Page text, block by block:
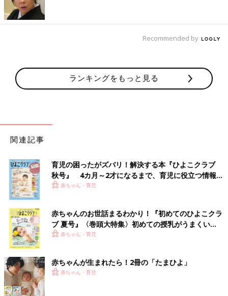
Recommended by
ランキングをもっと見る
関連記事
育児の困ったがズバリ！解決する本『ひよこクラブ
秋号』 4カ月～2才になるまで、育児に役立つ情報が
いっぱい！
赤ちゃん・育児
赤ちゃんのお世話まるわかり！『初めてのひよこクラ
ブ 夏号』〈巻頭大特集〉初めての授乳がうまくい
く！ おっぱい・ミルクの基本と夏のトラブル 解決テ
赤ちゃん・育児
赤ちゃんが生まれたら！2冊の「たまひよ」
赤ちゃん・育児